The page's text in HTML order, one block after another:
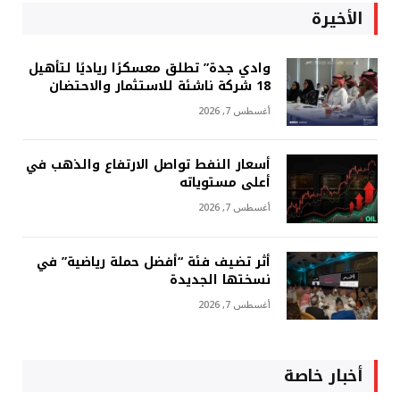
الأخيرة
وادي جدة” تطلق معسكرًا رياديًا لتأهيل
18 شركة ناشئة للاستثمار والاحتضان
أغسطس 7, 2026
أسعار النفط تواصل الارتفاع والذهب في
أعلى مستوياته
أغسطس 7, 2026
أثر تضيف فئة “أفضل حملة رياضية” في
نسختها الجديدة
أغسطس 7, 2026
أخبار خاصة